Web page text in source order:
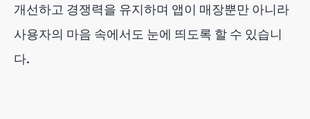
개선하고 경쟁력을 유지하며 앱이 매장뿐만 아니라
사용자의 마음 속에서도 눈에 띄도록 할 수 있습니
다.